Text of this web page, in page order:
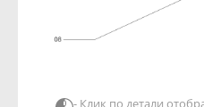
- Клик по детали